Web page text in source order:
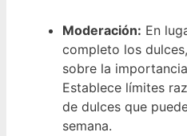
Moderación: En
completo los
sobre la
Establece límites
de dulces que
semana.